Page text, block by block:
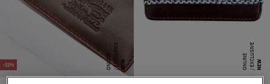
-31% NEW
E
X
C
L
USI
V
E
O
N
LI
N
E NEW
E
X
C
L
U SI
V
E
O
N
LI
N
E